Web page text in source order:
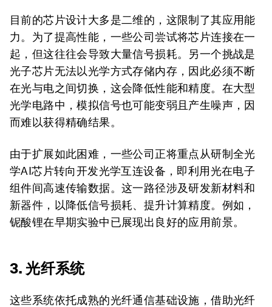
目前的芯片设计大多是二维的，这限制了其应用能
力。为了提高性能，一些公司尝试将芯片连接在一
起，但这往往会导致大量信号损耗。另一个挑战是
光子芯片无法以光学方式存储内存，因此必须不断
在光与电之间切换，这会降低性能和精度。在大型
光学电路中，模拟信号也可能变弱且产生噪声，因
而难以获得精确结果。
由于扩展如此困难，一些公司正将重点从研制全光
学AI芯片转向开发光学互连设备，即利用光在电子
组件间高速传输数据。这一路径涉及研发新材料和
新器件，以降低信号损耗、提升计算精度。例如，
铌酸锂在早期实验中已展现出良好的应用前景。
3. 光纤系统
这些系统依托成熟的光纤通信基础设施，借助光纤